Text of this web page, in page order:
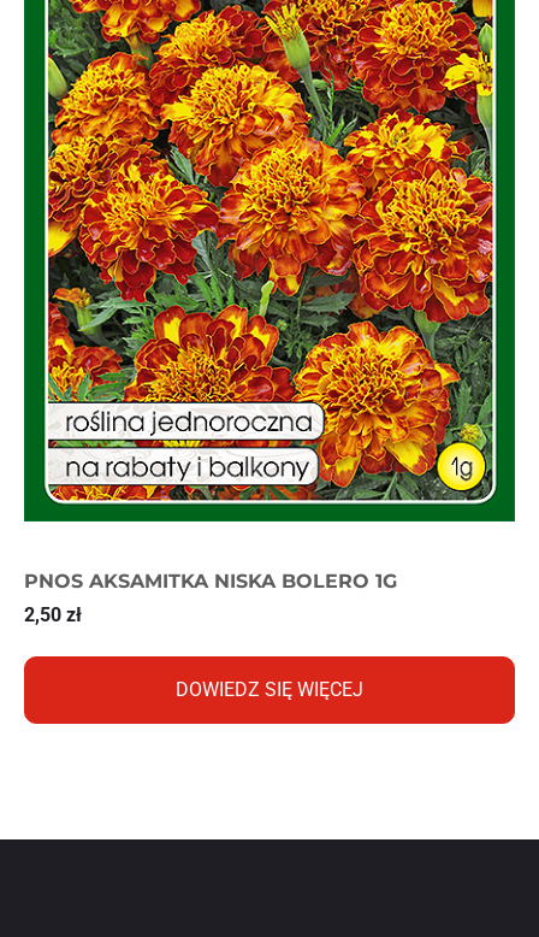
PNOS AKSAMITKA NISKA BOLERO 1G
2,50 zł
DOWIEDZ SIĘ WIĘCEJ